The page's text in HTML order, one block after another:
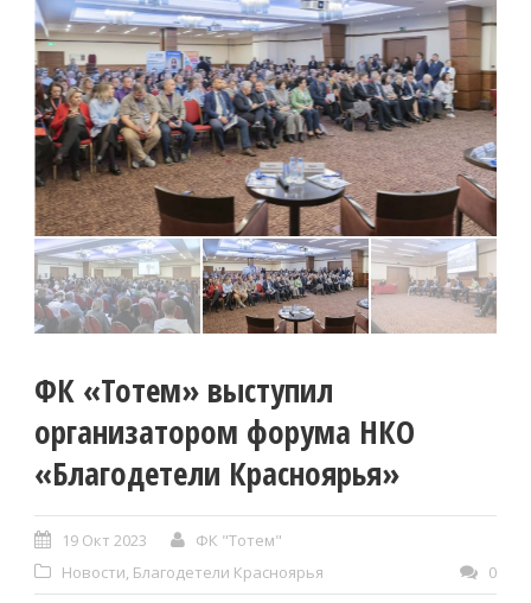
ФК «Тотем» выступил
организатором форума НКО
«Благодетели Красноярья»
19 Окт 2023
ФК "Тотем"
Новости, Благодетели Красноярья 0